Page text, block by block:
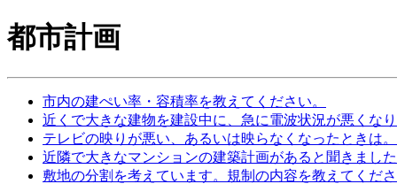
都市計画
市内の建ぺい率・容積率を教えてください。
近くで大きな建物を建設中に、急に電波状況が悪くな
テレビの映りが悪い、あるいは映らなくなったときは。
近隣で大きなマンションの建築計画があると聞きまし
敷地の分割を考えています。規制の内容を教えてくだ